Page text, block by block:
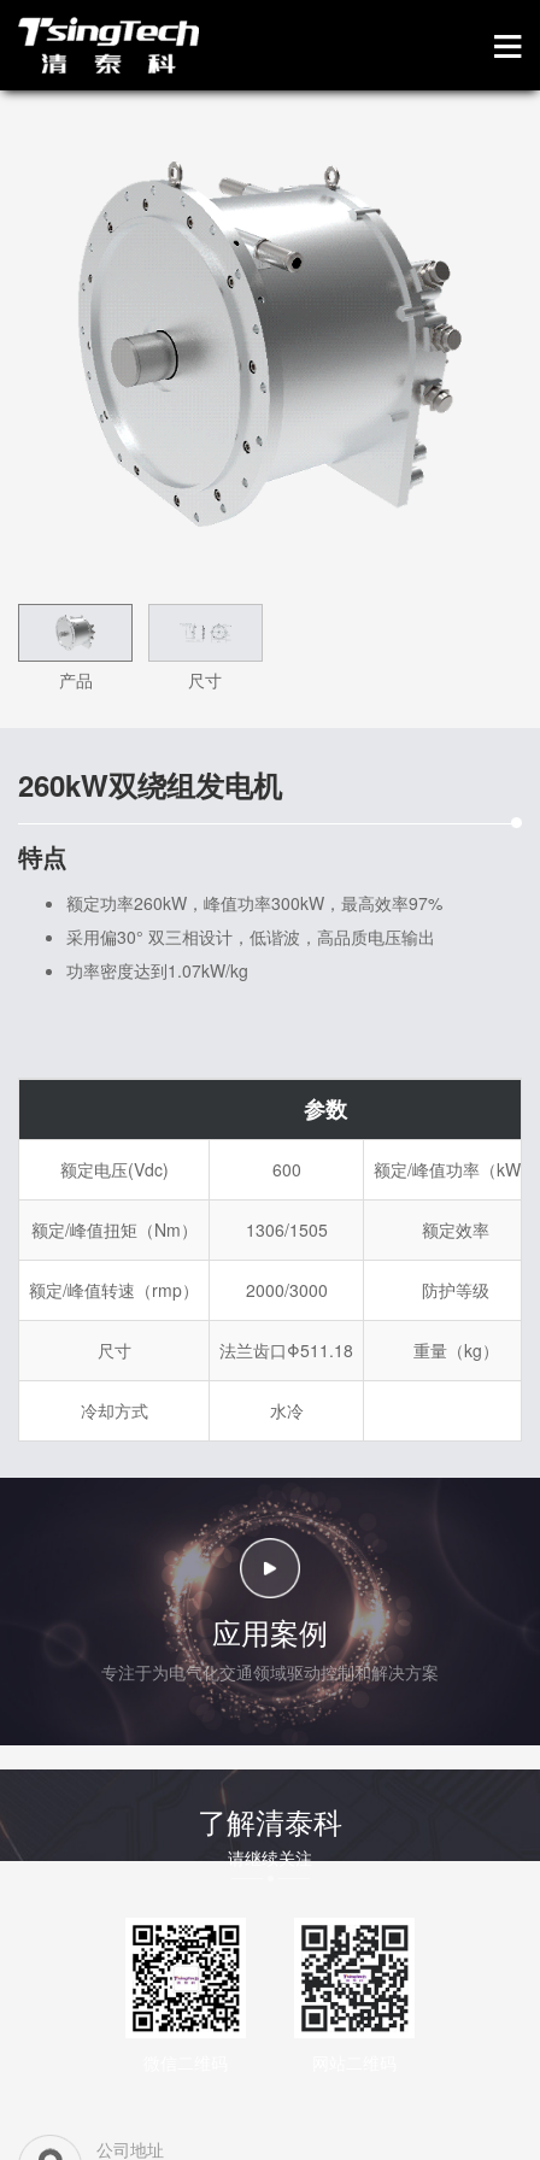
产品 尺寸
260kW双绕组发电机
特点
额定功率260kW，峰值功率300kW，最高效率97%
采用偏30° 双三相设计，低谐波，高品质电压输出
功率密度达到1.07kW/kg
参数
额定电压(Vdc) 600 额定/峰值功率（kW）
额定/峰值扭矩（Nm） 1306/1505 额定效率
额定/峰值转速（rmp） 2000/3000 防护等级
尺寸 法兰齿口Φ511.18 重量（kg）
冷却方式 水冷
应用案例
专注于为电气化交通领域驱动控制和解决方案
了解清泰科
请继续关注
公司地址